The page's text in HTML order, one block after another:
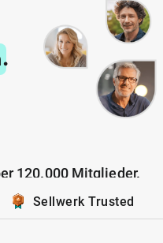
.
120.000 Mitglieder.
Sellwerk Trusted